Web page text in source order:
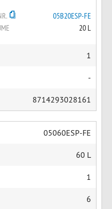
05B20ESP-FE
20 L
1
-
8714293028161
05060ESP-FE
60 L
1
6